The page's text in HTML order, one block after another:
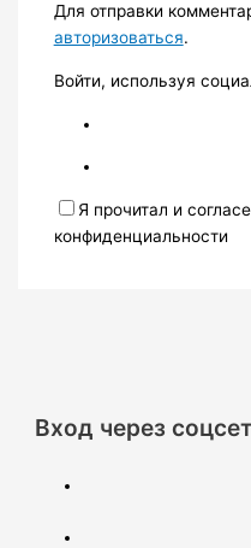
Для отправки
авторизоваться.
Войти, используя
Я прочитал и
конфиденциальности
Вход через